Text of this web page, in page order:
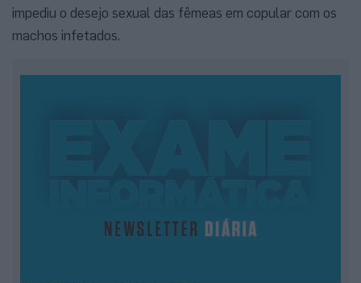
impediu o desejo sexual das fêmeas em copular com os
machos infetados.